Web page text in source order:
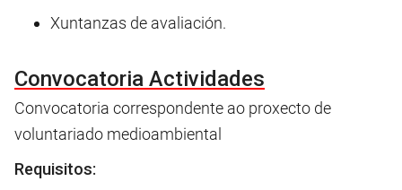
Xuntanzas de avaliación.
Convocatoria Actividades
Convocatoria correspondente ao proxecto de
voluntariado medioambiental
Requisitos: